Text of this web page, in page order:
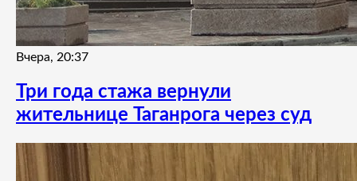
Вчера, 20:37
Три года стажа вернули
жительнице Таганрога через суд